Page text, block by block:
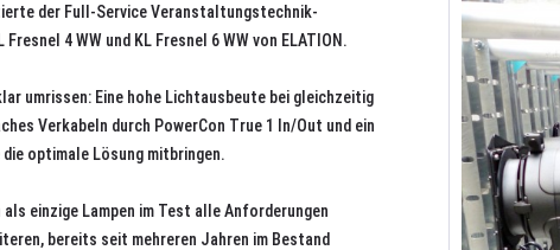
der Full-Service Veranstaltungstechnik-
4 WW und KL Fresnel 6 WW von ELATION.
umrissen: Eine hohe Lichtausbeute bei gleichzeitig
Verkabeln durch PowerCon True 1 In/Out und ein
optimale Lösung mitbringen.
einzige Lampen im Test alle Anforderungen
bereits seit mehreren Jahren im Bestand